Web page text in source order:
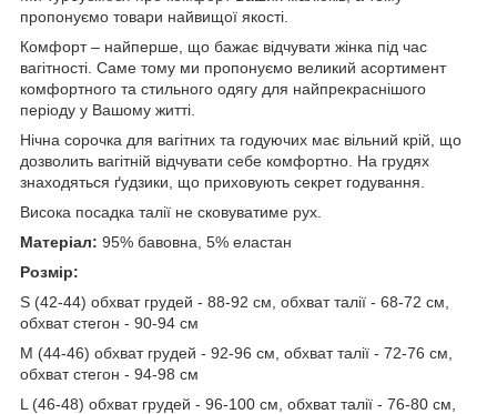
пропонуємо товари найвищої якості.
Комфорт – найперше, що бажає відчувати жінка під час
вагітності. Саме тому ми пропонуємо великий асортимент
комфортного та стильного одягу для найпрекраснішого
періоду у Вашому житті.
Нічна сорочка для вагітних та годуючих має вільний крій, що
дозволить вагітній відчувати себе комфортно. На грудях
знаходяться ґудзики, що приховують секрет годування.
Висока посадка талії не сковуватиме рух.
Матеріал: 95% бавовна, 5% еластан
Розмір:
S (42-44) обхват грудей - 88-92 см, обхват талії - 68-72 см,
обхват стегон - 90-94 см
M (44-46) обхват грудей - 92-96 см, обхват талії - 72-76 см,
обхват стегон - 94-98 см
L (46-48) обхват грудей - 96-100 см, обхват талії - 76-80 см,